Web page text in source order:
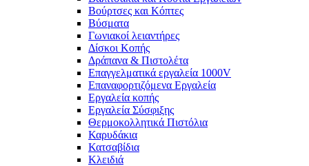
Βούρτσες και Κόπτες
Βύσματα
Γωνιακοί λειαντήρες
Δίσκοι Κοπής
Δράπανα & Πιστολέτα
Επαγγελματικά εργαλεία 1000V
Επαναφορτιζόμενα Εργαλεία
Εργαλεία κοπής
Εργαλεία Σύσφιξης
Θερμοκολλητικά Πιστόλια
Καρυδάκια
Κατσαβίδια
Κλειδιά